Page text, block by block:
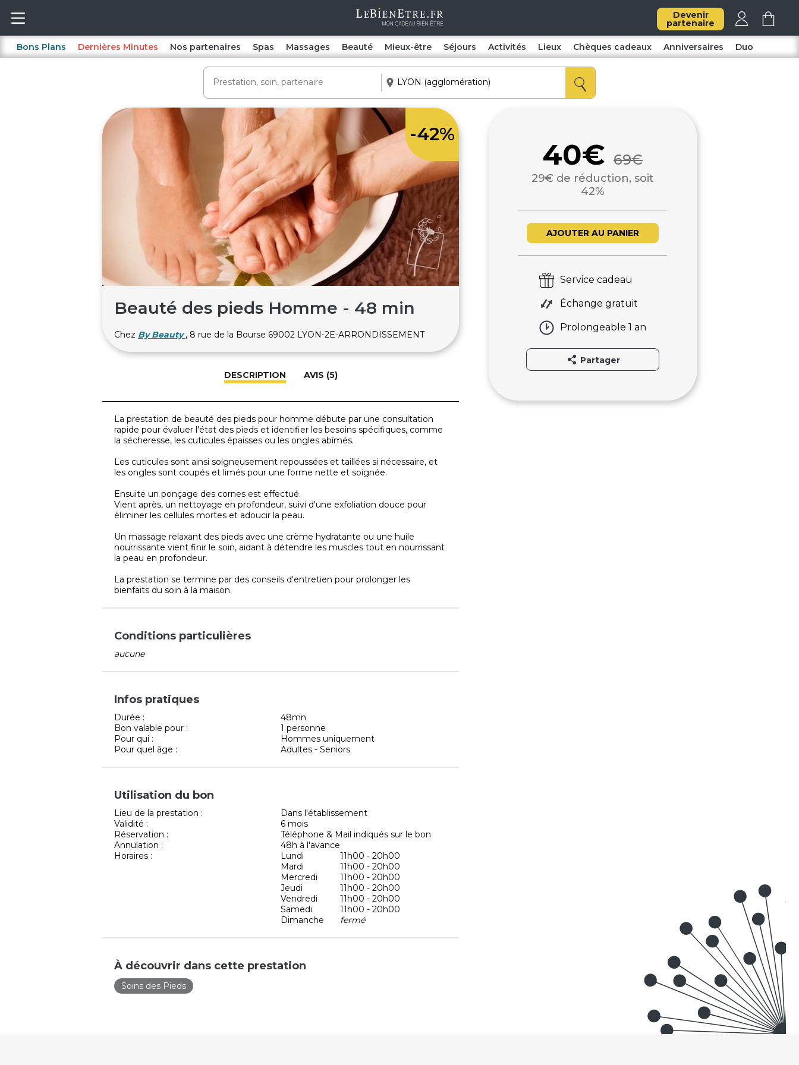
Devenir
partenaire
Bons Plans Dernières Minutes Nos partenaires Spas Massages Beauté Mieux-être Séjours Activités Lieux Chèques cadeaux Anniversaires Duo
-42%
Beauté des pieds Homme - 48 min
Chez By Beauty , 8 rue de la Bourse 69002 LYON-2E-ARRONDISSEMENT
DESCRIPTION AVIS (5)
La prestation de beauté des pieds pour homme débute par une consultation
rapide pour évaluer l'état des pieds et identifier les besoins spécifiques, comme
la sécheresse, les cuticules épaisses ou les ongles abîmés.
Les cuticules sont ainsi soigneusement repoussées et taillées si nécessaire, et
les ongles sont coupés et limés pour une forme nette et soignée.
Ensuite un ponçage des cornes est effectué.
Vient après, un nettoyage en profondeur, suivi d'une exfoliation douce pour
éliminer les cellules mortes et adoucir la peau.
Un massage relaxant des pieds avec une crème hydratante ou une huile
nourrissante vient finir le soin, aidant à détendre les muscles tout en nourrissant
la peau en profondeur.
La prestation se termine par des conseils d'entretien pour prolonger les
bienfaits du soin à la maison.
Conditions particulières
aucune
Infos pratiques
Durée :
48mn
Bon valable pour :
1 personne
Pour qui :
Hommes uniquement
Pour quel âge :
Adultes - Seniors
Utilisation du bon
Lieu de la prestation :
Dans l'établissement
Validité :
6 mois
Réservation :
Téléphone & Mail indiqués sur le bon
Annulation :
48h à l'avance
Horaires :
Lundi
11h00 - 20h00
Mardi
11h00 - 20h00
Mercredi
11h00 - 20h00
Jeudi
11h00 - 20h00
Vendredi
11h00 - 20h00
Samedi
11h00 - 20h00
Dimanche
fermé
À découvrir dans cette prestation
Soins des Pieds
40€ 69€
29€ de réduction, soit
42%
AJOUTER AU PANIER
Service cadeau
Échange gratuit
Prolongeable 1 an
Partager